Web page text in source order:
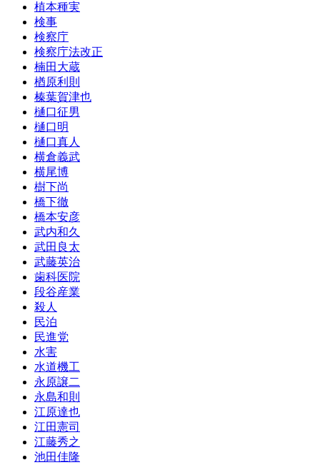
植本種実
検事
検察庁
検察庁法改正
楠田大蔵
楢原利則
榛葉賀津也
樋口征男
樋口明
樋口真人
横倉義武
横尾博
樹下尚
橋下徹
橋本安彦
武内和久
武田良太
武藤英治
歯科医院
段谷産業
殺人
民泊
民進党
水害
水道機工
永原譲二
永島和則
江原達也
江田憲司
江藤秀之
池田佳隆